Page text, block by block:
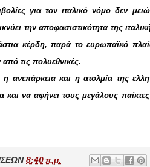
για τον ιταλικό νόμο δεν
την αποφασιστικότητα της
κέρδη, παρά το ευρωπαϊκό
τις πολυεθνικές.
ανεπάρκεια και η ατολμία της
και να αφήνει τους μεγάλους
8:40 π.μ.